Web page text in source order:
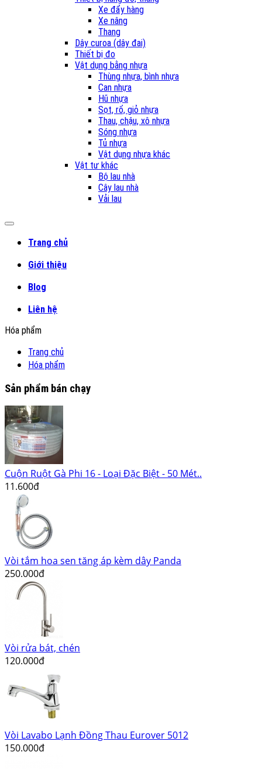
Xe đẩy hàng
Xe nâng
Thang
Dây curoa (dây đai)
Thiết bị đo
Vật dụng bằng nhựa
Thùng nhựa, bình nhựa
Can nhựa
Hũ nhựa
Sọt, rổ, giỏ nhựa
Thau, chậu, xô nhựa
Sóng nhựa
Tủ nhựa
Vật dụng nhựa khác
Vật tư khác
Bộ lau nhà
Cây lau nhà
Vải lau
Trang chủ
Giới thiệu
Blog
Liên hệ
Hóa phẩm
Trang chủ
Hóa phẩm
Sản phẩm bán chạy
Cuộn Ruột Gà Phi 16 - Loại Đặc Biệt - 50 Mét..
11.600đ
Vòi tắm hoa sen tăng áp kèm dây Panda
250.000đ
Vòi rửa bát, chén
120.000đ
Vòi Lavabo Lạnh Đồng Thau Eurover 5012
150.000đ